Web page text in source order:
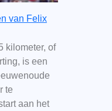
van Felix
kilometer, of
is een
te
aan het